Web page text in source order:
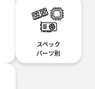
スペック
パーツ別